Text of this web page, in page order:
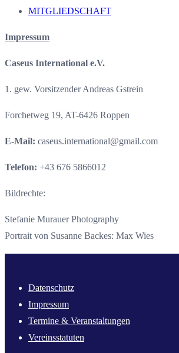
MITGLIEDSCHAFT
Impressum
Caseus International e.V.
1. gew. Vorsitzender Andreas Gstrein
Forchetweg 19, AT-6426 Roppen
E-Mail: caseus.international@gmail.com
Telefon: +43 676 5866012
Bildrechte:
Stefanie Murauer Photography
Portrait von Susanne Backes: Max Wies
Datenschutz
Impressum
Termine & Veranstaltungen
Vereinsstatuten